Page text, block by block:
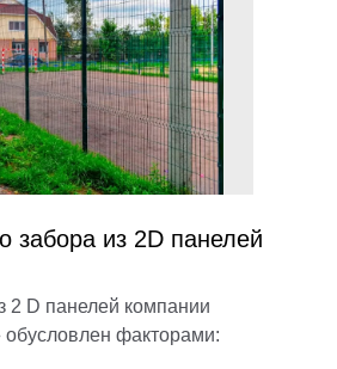
забора из 2D панелей
2 D панелей компании
факторами: